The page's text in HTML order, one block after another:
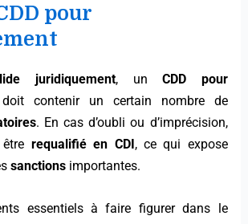
pour
juridiquement, unCDD pour
contenir un certain nombre de
. En cas d’oubli ou d’imprécision,
requalifié en CDI, ce qui expose
sanctions importantes.
essentiels à faire figurer dans le